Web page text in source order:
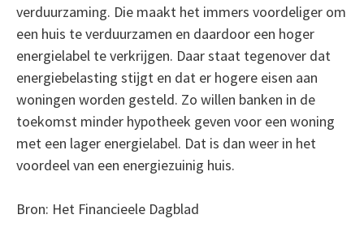
verduurzaming. Die maakt het immers voordeliger om
een huis te verduurzamen en daardoor een hoger
energielabel te verkrijgen. Daar staat tegenover dat
energiebelasting stijgt en dat er hogere eisen aan
woningen worden gesteld. Zo willen banken in de
toekomst minder hypotheek geven voor een woning
met een lager energielabel. Dat is dan weer in het
voordeel van een energiezuinig huis.
Bron: Het Financieele Dagblad